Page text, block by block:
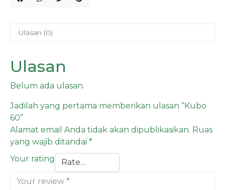
Ulasan (0)
Ulasan
Belum ada ulasan.
Jadilah yang pertama memberikan ulasan “Kubo
60”
Alamat email Anda tidak akan dipublikasikan. Ruas
yang wajib ditandai *
Your rating